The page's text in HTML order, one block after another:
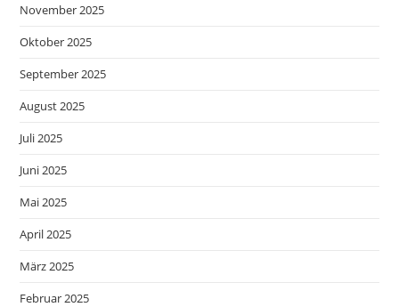
November 2025
Oktober 2025
September 2025
August 2025
Juli 2025
Juni 2025
Mai 2025
April 2025
März 2025
Februar 2025